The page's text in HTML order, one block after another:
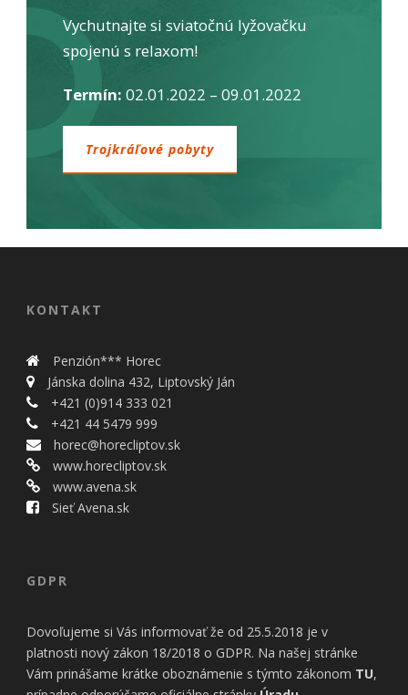
Vychutnajte si sviatočnú lyžovačku
spojenú s relaxom!
Termín: 02.01.2022 – 09.01.2022
Trojkráľové pobyty
KONTAKT
Penzión*** Horec
Jánska dolina 432, Liptovský Ján
+421 (0)914 333 021
+421 44 5479 999
horec@horecliptov.sk
www.horecliptov.sk
www.avena.sk
Sieť Avena.sk
GDPR
Dovoľujeme si Vás informovať že od 25.5.2018 je v
platnosti nový zákon 18/2018 o GDPR. Na našej stránke
Vám prinášame krátke oboznámenie s týmto zákonom TU,